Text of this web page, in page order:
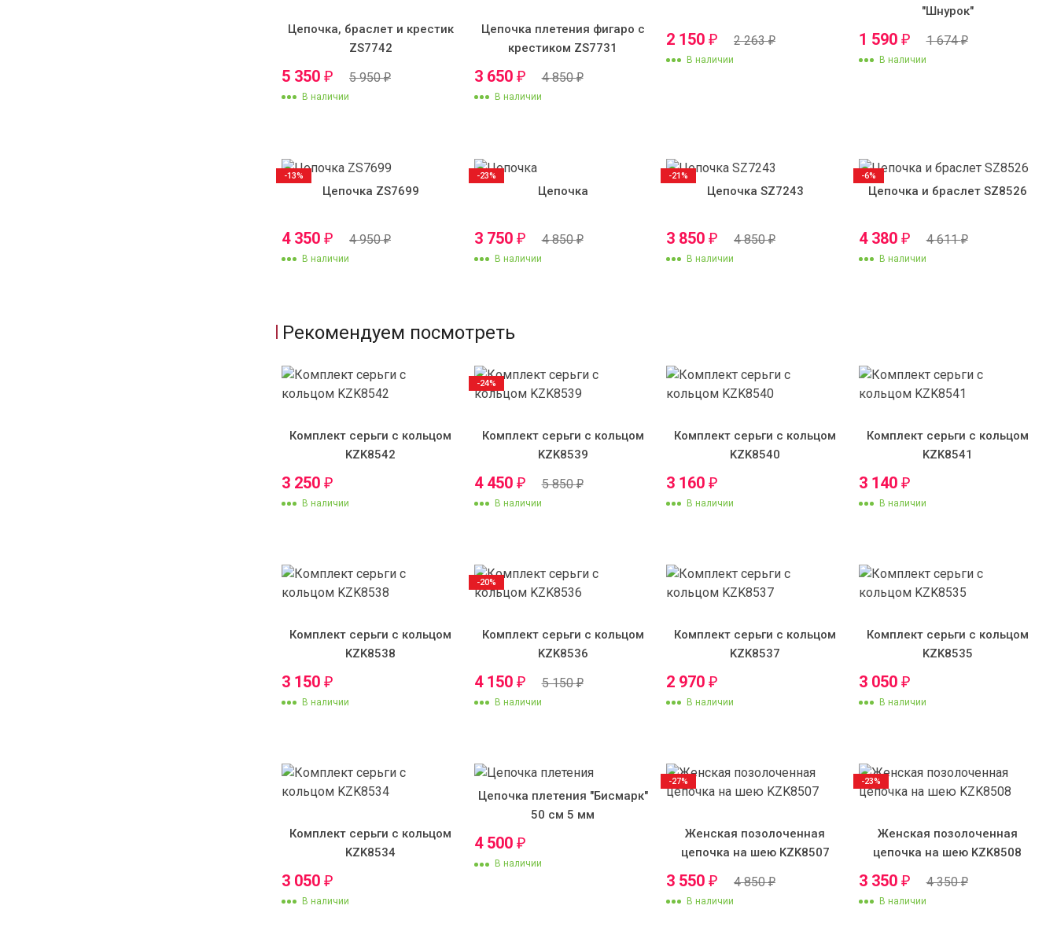
Цепочка, браслет и крестик
ZS7742
5 350 ₽ 5 950₽
В наличии
Цепочка плетения фигаро с
крестиком ZS7731
3 650 ₽ 4 850₽
В наличии
2 150 ₽ 2 263₽
В наличии
"Шнурок"
1 590 ₽ 1 674₽
В наличии
Цепочка ZS7699
4 350 ₽ 4 950₽
В наличии
-13%
Цепочка
3 750 ₽ 4 850₽
В наличии
-23%
Цепочка SZ7243
3 850 ₽ 4 850₽
В наличии
-21%
Цепочка и браслет SZ8526
4 380 ₽ 4 611₽
В наличии
-6%
Рекомендуем посмотреть
Комплект серьги с кольцом
KZK8542
3 250 ₽
В наличии
Комплект серьги с кольцом
KZK8539
4 450 ₽ 5 850₽
В наличии
-24%
Комплект серьги с кольцом
KZK8540
3 160 ₽
В наличии
Комплект серьги с кольцом
KZK8541
3 140 ₽
В наличии
Комплект серьги с кольцом
KZK8538
3 150 ₽
В наличии
Комплект серьги с кольцом
KZK8536
4 150 ₽ 5 150₽
В наличии
-20%
Комплект серьги с кольцом
KZK8537
2 970 ₽
В наличии
Комплект серьги с кольцом
KZK8535
3 050 ₽
В наличии
Комплект серьги с кольцом
KZK8534
3 050 ₽
В наличии
Цепочка плетения "Бисмарк"
50 см 5 мм
4 500 ₽
В наличии
Женская позолоченная
цепочка на шею KZK8507
3 550 ₽ 4 850₽
В наличии
-27%
Женская позолоченная
цепочка на шею KZK8508
3 350 ₽ 4 350₽
В наличии
-23%